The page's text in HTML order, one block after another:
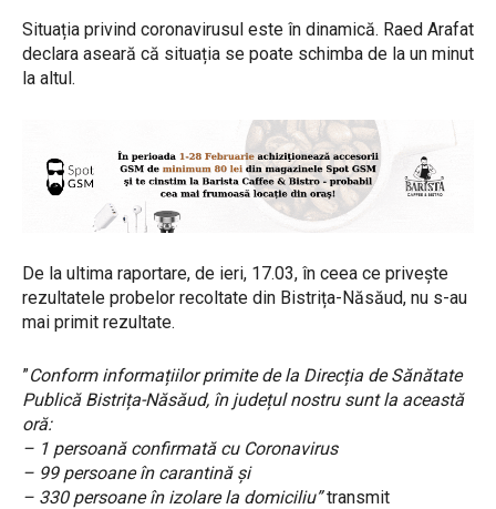
Situația privind coronavirusul este în dinamică. Raed Arafat
declara aseară că situația se poate schimba de la un minut
la altul.
De la ultima raportare, de ieri, 17.03, în ceea ce privește
rezultatele probelor recoltate din Bistrița-Năsăud, nu s-au
mai primit rezultate.
”Conform informațiilor primite de la Direcția de Sănătate
Publică Bistrița-Năsăud, în județul nostru sunt la această
oră:
– 1 persoană confirmată cu Coronavirus
– 99 persoane în carantină și
– 330 persoane în izolare la domiciliu”transmit